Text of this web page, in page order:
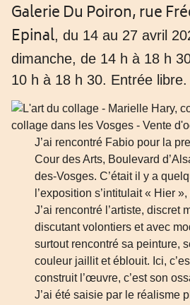
Galerie Du Poiron, rue
Epinal, du 14 au 27 avril
dimanche, de 14 h à 18 h
10 h à 18 h 30. Entrée libre.
J’ai rencontré Fabio pour la
Cour des Arts, Boulevard
des-Vosges. C’était il y a
l’exposition s’intitulait « Hier
J’ai rencontré l’artiste, discret
discutant volontiers et avec
surtout rencontré sa peinture,
couleur jaillit et éblouit. Ici,
construit l’œuvre, c’est son
J’ai été saisie par le réalisme